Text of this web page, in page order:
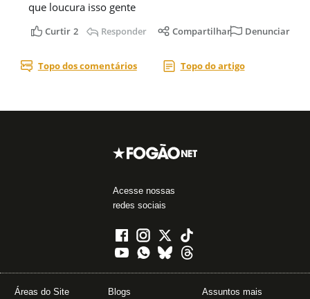
Acesse nossas
redes sociais
Áreas do Site Blogs
Assuntos mais